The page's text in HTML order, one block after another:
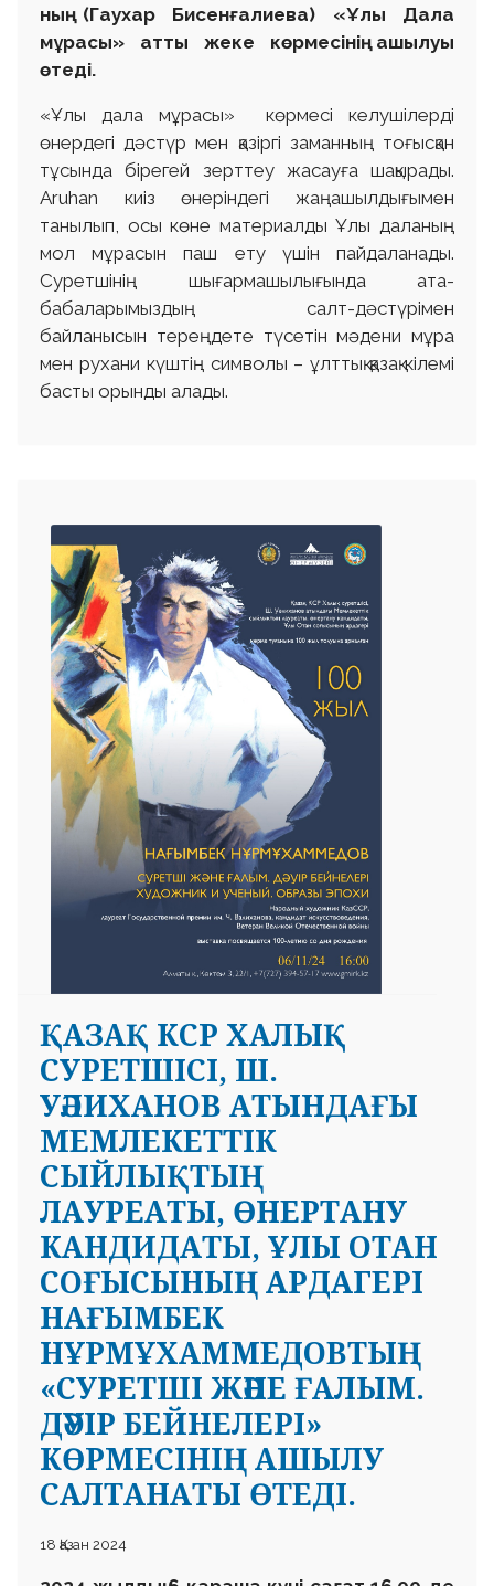
ның (Гаухар Бисенғалиева) «Ұлы Дала
мұрасы» атты жеке көрмесінің ашылуы
өтеді.
«Ұлы дала мұрасы» көрмесі келушілерді
өнердегі дәстүр мен қазіргі заманның тоғысқан
тұсында бірегей зерттеу жасауға шақырады.
Aruhan киіз өнеріндегі жаңашылдығымен
танылып, осы көне материалды Ұлы даланың
мол мұрасын паш ету үшін пайдаланады.
Суретшінің шығармашылығында ата-
бабаларымыздың салт-дәстүрімен
байланысын тереңдете түсетін мәдени мұра
мен рухани күштің символы – ұлттық қазақ кілемі
басты орынды алады.
ҚАЗАҚ КСР ХАЛЫҚ
СУРЕТШІСІ, Ш.
УӘЛИХАНОВ АТЫНДАҒЫ
МЕМЛЕКЕТТІК
СЫЙЛЫҚТЫҢ
ЛАУРЕАТЫ, ӨНЕРТАНУ
КАНДИДАТЫ, ҰЛЫ ОТАН
СОҒЫСЫНЫҢ АРДАГЕРІ
НАҒЫМБЕК
НҰРМҰХАММЕДОВТЫҢ
«СУРЕТШІ ЖӘНЕ ҒАЛЫМ.
ДӘУІР БЕЙНЕЛЕРІ»
КӨРМЕСІНІҢ АШЫЛУ
САЛТАНАТЫ ӨТЕДІ.
18 Қазан 2024